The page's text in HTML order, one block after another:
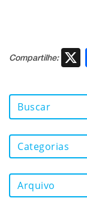
Compartilhe:
Categorias
Arquivo